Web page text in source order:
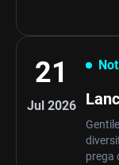
21
Jul 2026
prega